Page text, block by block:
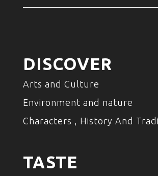
DISCOVER
Arts and Culture
Environment and nature
Characters , History And
TASTE